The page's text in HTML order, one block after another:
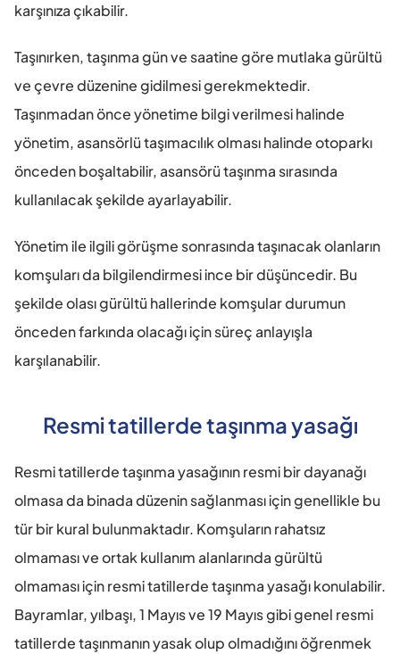
karşınıza çıkabilir.
Taşınırken, taşınma gün ve saatine göre mutlaka gürültü
ve çevre düzenine gidilmesi gerekmektedir.
Taşınmadan önce yönetime bilgi verilmesi halinde
yönetim, asansörlü taşımacılık olması halinde otoparkı
önceden boşaltabilir, asansörü taşınma sırasında
kullanılacak şekilde ayarlayabilir.
Yönetim ile ilgili görüşme sonrasında taşınacak olanların
komşuları da bilgilendirmesi ince bir düşüncedir. Bu
şekilde olası gürültü hallerinde komşular durumun
önceden farkında olacağı için süreç anlayışla
karşılanabilir.
Resmi tatillerde taşınma yasağı
Resmi tatillerde taşınma yasağının resmi bir dayanağı
olmasa da binada düzenin sağlanması için genellikle bu
tür bir kural bulunmaktadır. Komşuların rahatsız
olmaması ve ortak kullanım alanlarında gürültü
olmaması için resmi tatillerde taşınma yasağı konulabilir.
Bayramlar, yılbaşı, 1 Mayıs ve 19 Mayıs gibi genel resmi
tatillerde taşınmanın yasak olup olmadığını öğrenmek